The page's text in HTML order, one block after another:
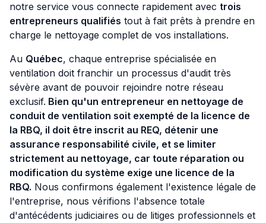
notre service vous connecte rapidement avec trois
entrepreneurs qualifiés tout à fait prêts à prendre en
charge le nettoyage complet de vos installations.
Au Québec, chaque entreprise spécialisée en
ventilation doit franchir un processus d'audit très
sévère avant de pouvoir rejoindre notre réseau
exclusif. Bien qu'un entrepreneur en nettoyage de
conduit de ventilation soit exempté de la licence de
la RBQ, il doit être inscrit au REQ, détenir une
assurance responsabilité civile, et se limiter
strictement au nettoyage, car toute réparation ou
modification du système exige une licence de la
RBQ. Nous confirmons également l'existence légale de
l'entreprise, nous vérifions l'absence totale
d'antécédents judiciaires ou de litiges professionnels et